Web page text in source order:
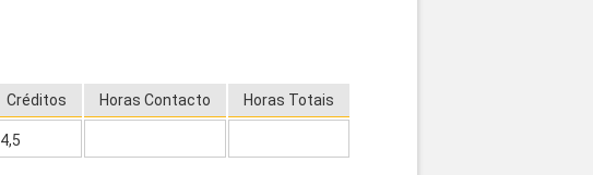
Créditos Horas Contacto Horas Totais
4,5